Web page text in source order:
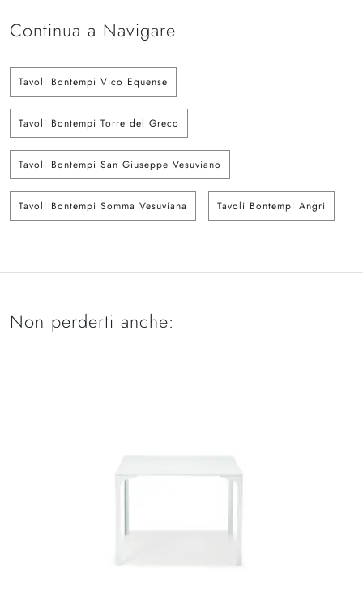
Continua a Navigare
Tavoli Bontempi Vico Equense
Tavoli Bontempi Torre del Greco
Tavoli Bontempi San Giuseppe Vesuviano
Tavoli Bontempi Somma Vesuviana Tavoli Bontempi Angri
Non perderti anche: